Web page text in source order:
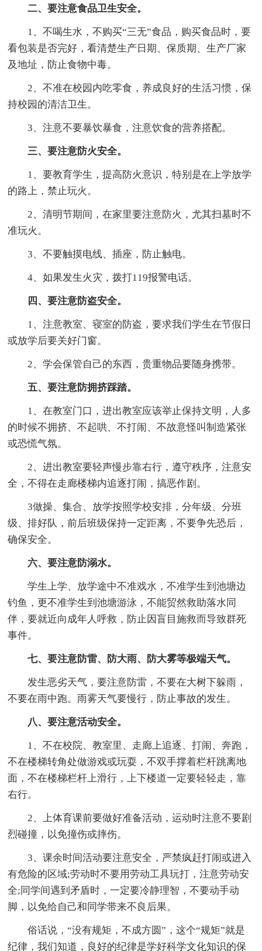
二、要注意食品卫生安全。
1、不喝生水，不购买“三无”食品，购买食品时，要
看包装是否完好，看清楚生产日期、保质期、生产厂家
及地址，防止食物中毒。
2、不准在校园内吃零食，养成良好的生活习惯，保
持校园的清洁卫生。
3、注意不要暴饮暴食，注意饮食的营养搭配。
三、要注意防火安全。
1、要教育学生，提高防火意识，特别是在上学放学
的路上，禁止玩火。
2、清明节期间，在家里要注意防火，尤其扫墓时不
准玩火。
3、不要触摸电线、插座，防止触电。
4、如果发生火灾，拨打119报警电话。
四、要注意防盗安全。
1、注意教室、寝室的防盗，要求我们学生在节假日
或放学后要关好门窗。
2、学会保管自己的东西，贵重物品要随身携带。
五、要注意防拥挤踩踏。
1、在教室门口，进出教室应该举止保持文明，人多
的时候不拥挤、不起哄、不打闹、不故意怪叫制造紧张
或恐慌气氛。
2、进出教室要轻声慢步靠右行，遵守秩序，注意安
全，不得在走廊楼梯内追逐打闹，搞恶作剧。
3做操、集合、放学按照学校安排，分年级、分班
级、排好队，前后班级保持一定距离，不要争先恐后，
确保安全。
六、要注意防溺水。
学生上学、放学途中不准戏水，不准学生到池塘边
钓鱼，更不准学生到池塘游泳，不能贸然救助落水同
伴，要就近向成年人呼救，防止因盲目施救而导致群死
事件。
七、要注意防雷、防大雨、防大雾等极端天气。
发生恶劣天气，要注意防雷，不要在大树下躲雨，
不要在雨中跑。雨雾天气要慢行，防止事故的发生。
八、要注意活动安全。
1、不在校院、教室里、走廊上追逐、打闹、奔跑，
不在楼梯转角处做游戏或玩耍，不双手撑着栏杆跳离地
面，不在楼梯栏杆上滑行，上下楼道一定要轻轻走，靠
右行。
2、上体育课前要做好准备活动，运动时注意不要剧
烈碰撞，以免撞伤或摔伤。
3、课余时间活动要注意安全，严禁疯赶打闹或进入
有危险的区域;劳动时不要用劳动工具玩打，注意劳动安
全;同学间遇到矛盾时，一定要冷静理智，不要动手动
脚，以免给自己和同学带来不良后果。
俗话说，“没有规矩，不成方圆”，这个“规矩”就是
纪律，我们知道，良好的纪律是学好科学文化知识的保